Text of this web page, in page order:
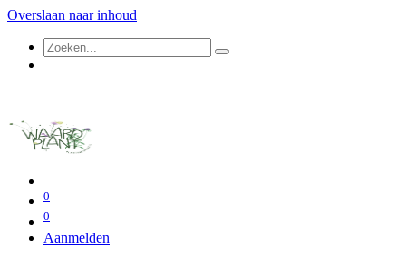
Overslaan naar inhoud
0
0
Aanmelden